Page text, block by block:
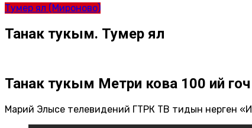
Тумер ял (Мироново)
Танак тукым. Тумер ял
Танак тукым Метри кова 100 ий
Марий Элысе телевидений ГТРК ТВ тидын нерген